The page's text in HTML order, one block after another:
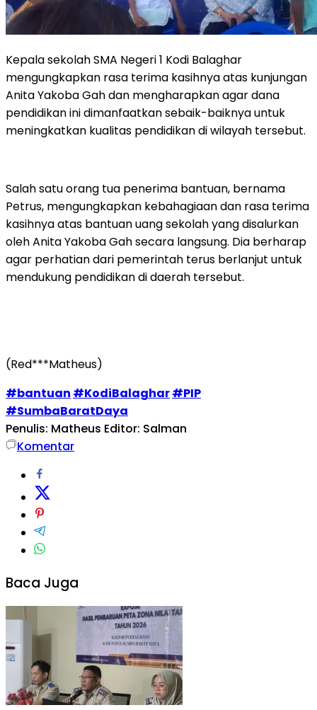
Kepala sekolah SMA Negeri 1 Kodi Balaghar
mengungkapkan rasa terima kasihnya atas kunjungan
Anita Yakoba Gah dan mengharapkan agar dana
pendidikan ini dimanfaatkan sebaik-baiknya untuk
meningkatkan kualitas pendidikan di wilayah tersebut.
Salah satu orang tua penerima bantuan, bernama
Petrus, mengungkapkan kebahagiaan dan rasa terima
kasihnya atas bantuan uang sekolah yang disalurkan
oleh Anita Yakoba Gah secara langsung. Dia berharap
agar perhatian dari pemerintah terus berlanjut untuk
mendukung pendidikan di daerah tersebut.
(Red***Matheus)
#bantuan #KodiBalaghar#PIP
#SumbaBaratDaya
Penulis: Matheus Editor: Salman
Komentar
Baca Juga